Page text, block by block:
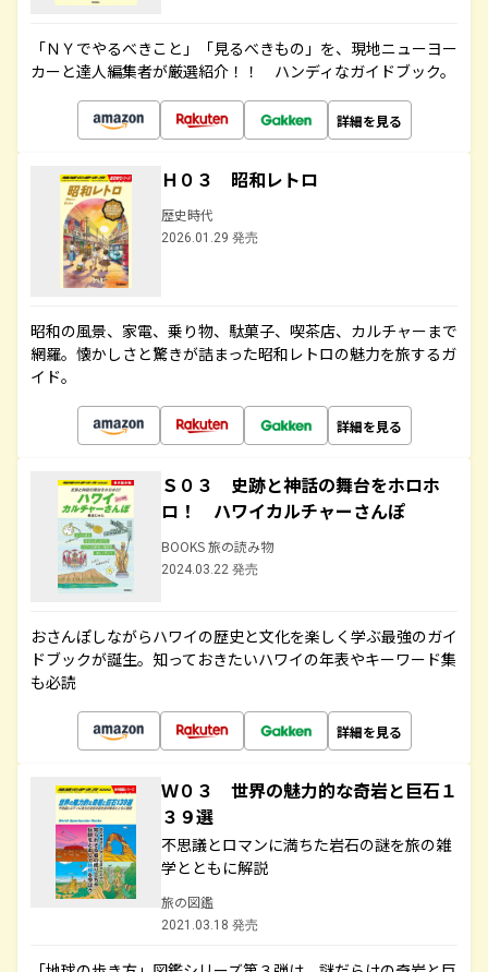
「ＮＹでやるべきこと」「見るべきもの」を、現地ニューヨー
カーと達人編集者が厳選紹介！！ ハンディなガイドブック。
詳細を見る
Ｈ０３ 昭和レトロ
歴史時代
2026.01.29 発売
昭和の風景、家電、乗り物、駄菓子、喫茶店、カルチャーまで
網羅。懐かしさと驚きが詰まった昭和レトロの魅力を旅するガ
イド。
詳細を見る
Ｓ０３ 史跡と神話の舞台をホロホ
ロ！ ハワイカルチャーさんぽ
BOOKS 旅の読み物
2024.03.22 発売
おさんぽしながらハワイの歴史と文化を楽しく学ぶ最強のガイ
ドブックが誕生。知っておきたいハワイの年表やキーワード集
も必読
詳細を見る
Ｗ０３ 世界の魅力的な奇岩と巨石１
３９選
不思議とロマンに満ちた岩石の謎を旅の雑
学とともに解説
旅の図鑑
2021.03.18 発売